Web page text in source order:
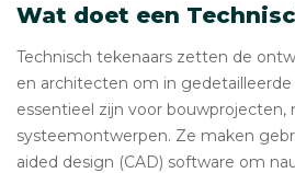
Wat doet een
Technisch tekenaars zetten de
en architecten om in
essentieel zijn voor bouwprojecten,
systeemontwerpen. Ze maken
aided design (CAD) software om